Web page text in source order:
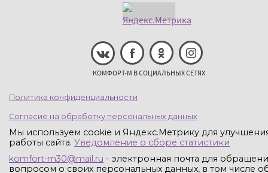
КОМФОРТ-М В СОЦИАЛЬНЫХ СЕТЯХ
Политика конфиденциальности
Согласие на обработку персональных данных
Мы используем cookie и Яндекс.Метрику для
работы сайта. Уведомление о сборе статистики
komfort-m30@mail.ru - электронная почта для
вопросом о своих персональных данных, в том числе